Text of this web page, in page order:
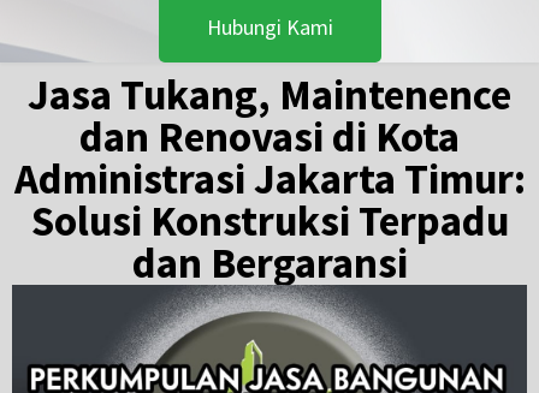
Hubungi Kami
Jasa Tukang, Maintenence
dan Renovasi di Kota
Administrasi Jakarta Timur:
Solusi Konstruksi Terpadu
dan Bergaransi